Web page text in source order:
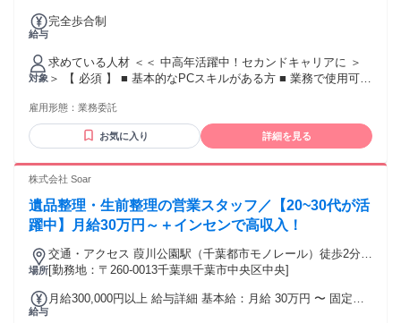
ント ・フリーランス、個人事業主 ・家庭と両立、子育てと両
族勧誘なし ＊未経験･初心者OK ＊経験者歓迎･有資格者歓迎
＊高卒･大学卒など学歴不問 ＊中高年･ミドルシニア活躍中 ＊
主婦･主夫歓迎（ブランクOK） ＊女性が活躍中 ＊中途入社
50％以上 ＊副業･WワークOK ＊40代以上も応募可、50代以上
給与
完全歩合制
対象
求めている人材 ＜＜ 中高年活躍中！セカンドキャリアに ＞
＞ 【 必須 】 ■ 基本的なPCスキルがある方 ■ 業務で使用可能
ご経験 ■ 金融･保険業界のご経験 ■ 販売･接客･サービス業の
ご経験 ■ 無形商材･無形サービスを扱ったご経験 ■ 営業推進･
販売促進を担当したご経験 ■ オフィスワーク（ホワイトカラ
＿.＿.＿.＿.＿.＿.＿ ✅ 人と関わる仕事がしたい ✅ 独立して稼
い ✅ 前職の経験を活かせる仕事がしたい ❯❯❯ こんなキーワ
ードで探す方にも ＿.＿.＿.＿.＿.＿.＿.＿.＿.＿.＿.＿.＿.＿ ・
ンナー（FP） ・保険セールス、保険営業 ・ルート営業、パ
ートナー営業 ・代理店サポート営業、代理店営業 ・生保営
ス、個人事業主、独立支援 ・高収入、成果報酬、歩合制 ・既
雇用形態： 業務委託
お気に入り 詳細を見る
株式会社 Soar
遺品整理・生前整理の営業スタッフ／【20~30代が活
躍中】月給30万円～＋インセンで高収入！
場所
交通・アクセス 葭川公園駅（千葉都市モノレール）徒歩2分／
千葉中央駅（京成千葉線）徒歩6分
[勤務地：〒260-0013千葉県千葉市中央区中央]
給与
月給300,000円以上 給与詳細 基本給：月給 30万円 〜 固定残